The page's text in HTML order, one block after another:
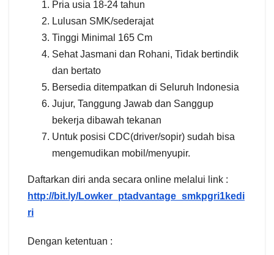
Pria usia 18-24 tahun
Lulusan SMK/sederajat
Tinggi Minimal 165 Cm
Sehat Jasmani dan Rohani, Tidak bertindik
dan bertato
Bersedia ditempatkan di Seluruh Indonesia
Jujur, Tanggung Jawab dan Sanggup
bekerja dibawah tekanan
Untuk posisi CDC(driver/sopir) sudah bisa
mengemudikan mobil/menyupir.
Daftarkan diri anda secara online melalui link :
http://bit.ly/Lowker_ptadvantage_smkpgri1kedi
ri
Dengan ketentuan :